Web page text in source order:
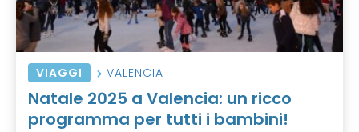
VIAGGI VALENCIA
Natale 2025 a Valencia: un ricco
programma per tutti i bambini!